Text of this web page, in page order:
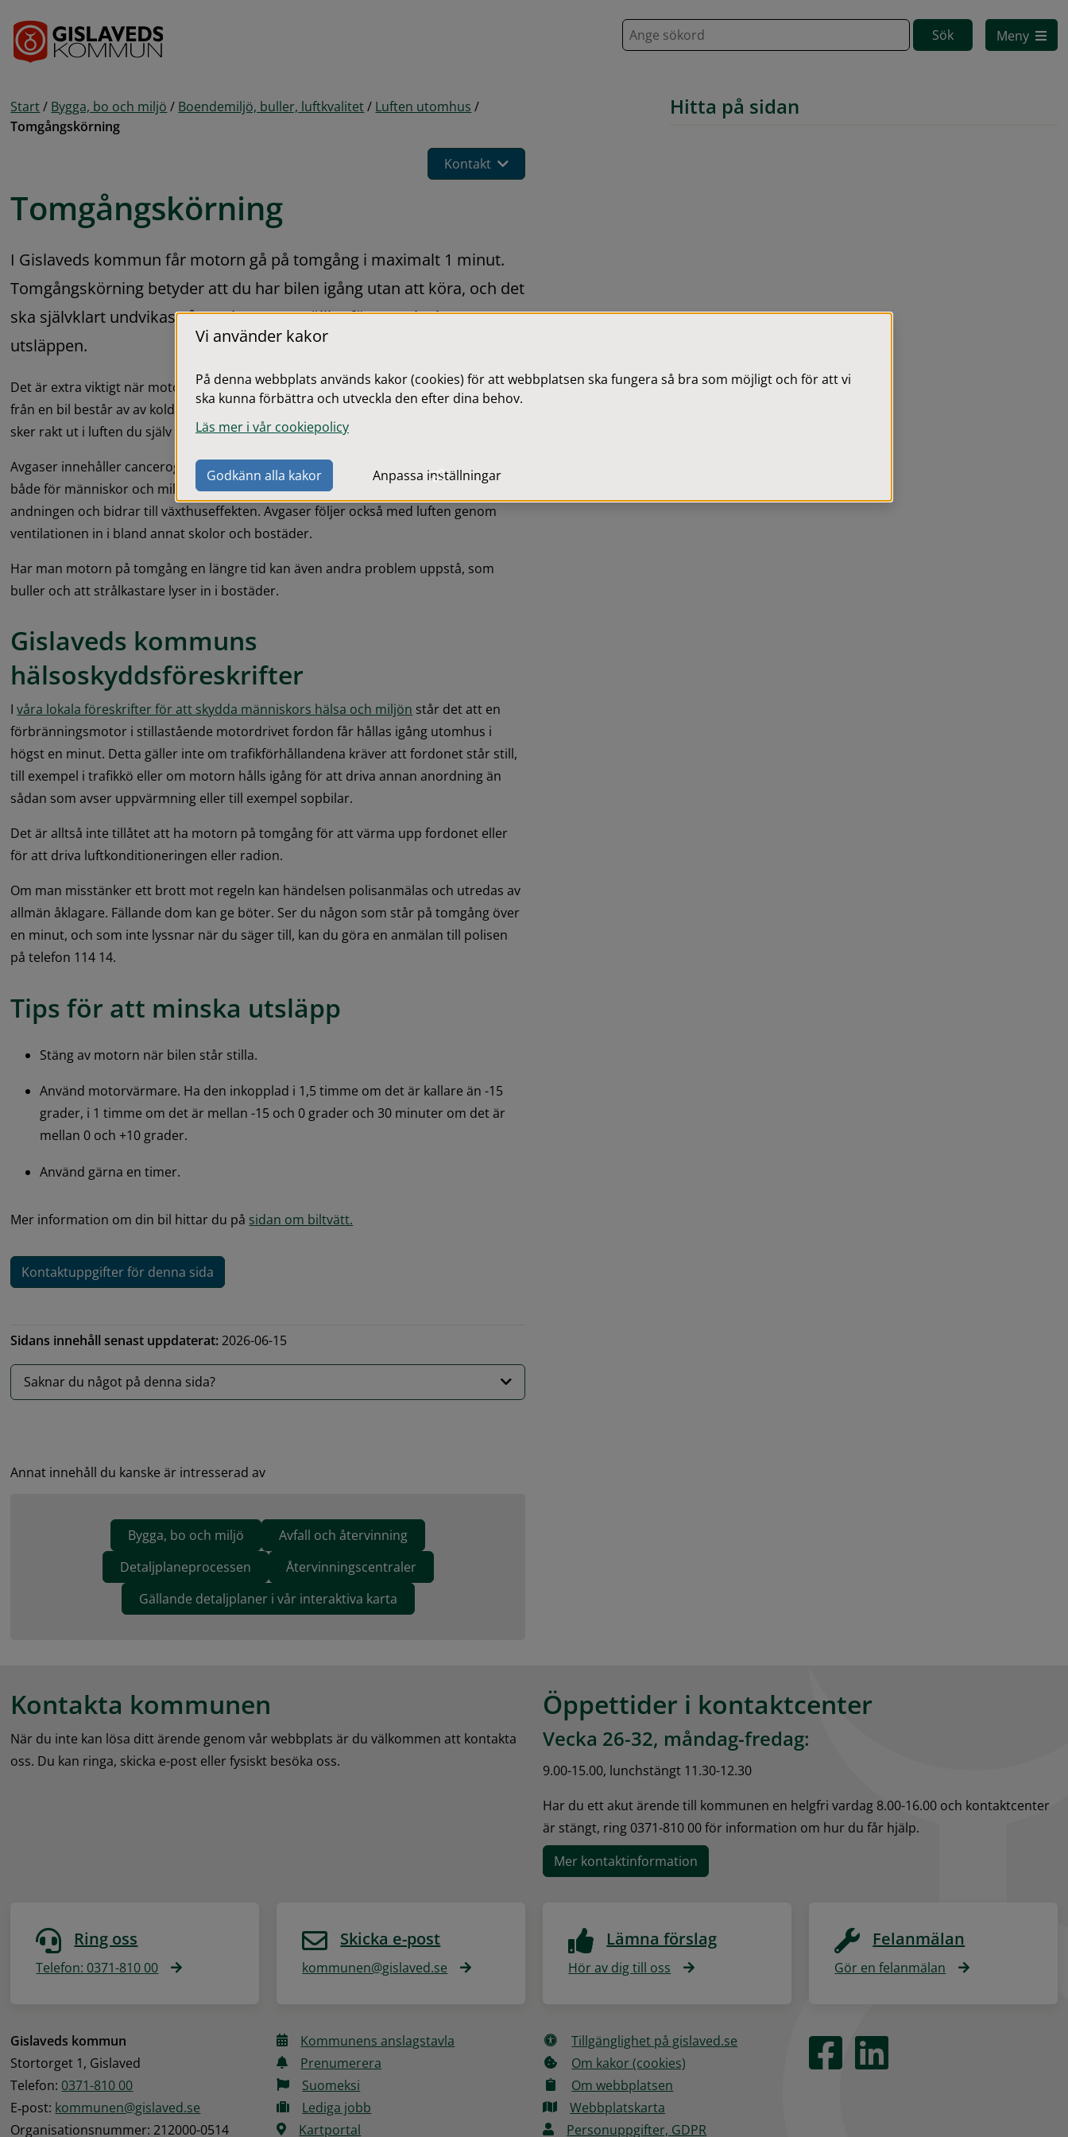
S
ö
Meny
Start / Bygga, bo och miljö / Boendemiljö, buller, luftkvalitet / Luften utomhus /
Tomgångskörning
Kontakt
Tomgångskörning
I Gislaveds kommun får motorn gå på tomgång i maximalt 1 minut.
Tomgångskörning betyder att du har bilen igång utan att köra, och det
ska självklart undvikas så mycket som möjligt för att minska
utsläppen.
Det är extra viktigt när motorn är kall eftersom utsläppen då blir större. Utsläppen
från en bil består av av koldioxid, kolmonoxid och andra farliga ämnen och utsläppen
sker rakt ut i luften du själv andas.
Avgaser innehåller cancerogena ämnen och andra gaser och partiklar som är farliga
både för människor och miljön. De orsakar bland annat besvär med luftvägarna och
andningen och bidrar till växthuseffekten. Avgaser följer också med luften genom
ventilationen in i bland annat skolor och bostäder.
Har man motorn på tomgång en längre tid kan även andra problem uppstå, som
buller och att strålkastare lyser in i bostäder.
Gislaveds kommuns
hälsoskyddsföreskrifter
I våra lokala föreskrifter för att skydda människors hälsa och miljön står det att en
förbränningsmotor i stillastående motordrivet fordon får hållas igång utomhus i
högst en minut. Detta gäller inte om trafikförhållandena kräver att fordonet står still,
till exempel i trafikkö eller om motorn hålls igång för att driva annan anordning än
sådan som avser uppvärmning eller till exempel sopbilar.
Det är alltså inte tillåtet att ha motorn på tomgång för att värma upp fordonet eller
för att driva luftkonditioneringen eller radion.
Om man misstänker ett brott mot regeln kan händelsen polisanmälas och utredas av
allmän åklagare. Fällande dom kan ge böter. Ser du någon som står på tomgång över
en minut, och som inte lyssnar när du säger till, kan du göra en anmälan till polisen
på telefon 114 14.
Tips för att minska utsläpp
Stäng av motorn när bilen står stilla.
Använd motorvärmare. Ha den inkopplad i 1,5 timme om det är kallare än -15
grader, i 1 timme om det är mellan -15 och 0 grader och 30 minuter om det är
mellan 0 och +10 grader.
Använd gärna en timer.
Mer information om din bil hittar du på sidan om biltvätt.
Kontaktuppgifter för denna sida
Sidans innehåll senast uppdaterat: 2026-06-15
Saknar du något på denna sida?
Annat innehåll du kanske är intresserad av
Bygga, bo och miljö
Avfall och återvinning
Detaljplaneprocessen
Återvinningscentraler
Gällande detaljplaner i vår interaktiva karta
Hitta på sidan
Kontakta kommunen
När du inte kan lösa ditt ärende genom vår webbplats är du välkommen att kontakta
oss. Du kan ringa, skicka e-post eller fysiskt besöka oss.
Öppettider i kontaktcenter
Vecka 26-32, måndag-fredag:
9.00-15.00, lunchstängt 11.30-12.30
Har du ett akut ärende till kommunen en helgfri vardag 8.00-16.00 och kontaktcenter
är stängt, ring 0371-810 00 för information om hur du får hjälp.
Mer kontaktinformation
Ring oss
Telefon: 0371-810 00
Skicka e-post
kommunen@gislaved.se
Lämna förslag
Hör av dig till oss
Felanmälan
Gör en felanmälan
Gislaveds kommun
Stortorget 1, Gislaved
Telefon: 0371-810 00
E‑post: kommunen@gislaved.se
Organisationsnummer: 212000-0514
Kommunens anslagstavla
Prenumerera
Suomeksi
Lediga jobb
Kartportal
Tillgänglighet på gislaved.se
Om kakor (cookies)
Om webbplatsen
Webbplatskarta
Personuppgifter, GDPR
Vi använder kakor
På denna webbplats används kakor (cookies) för att webbplatsen ska fungera så bra som möjligt och för att vi
ska kunna förbättra och utveckla den efter dina behov.
Läs mer i vår cookiepolicy
Godkänn alla kakor Anpassa inställningar